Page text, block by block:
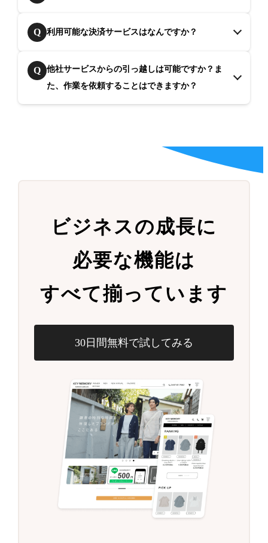
Q 利用可能な決済サービスはなんですか？
Q
他社サービスからの引っ越しは可能ですか？ま
た、作業を依頼することはできますか？
ビジネスの成長に
必要な機能は
すべて揃っています
30日間無料で試してみる